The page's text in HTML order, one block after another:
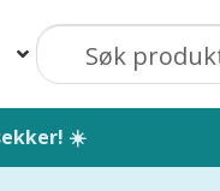
Søk etter:
for barnehager